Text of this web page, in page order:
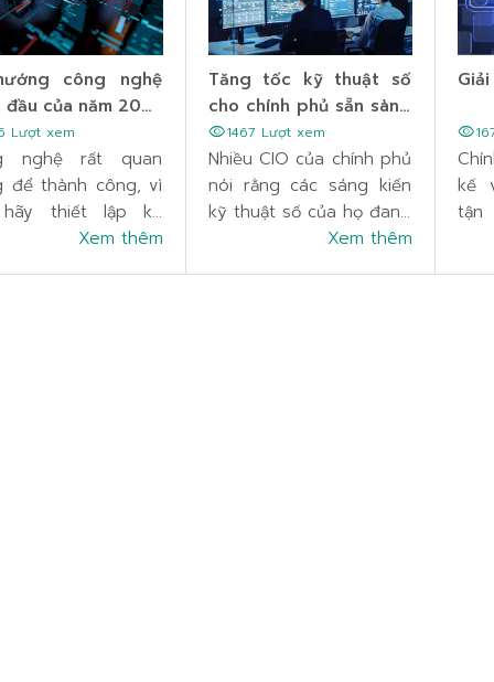
công nghệ
của năm 2023
chính phủ
Lượt xem
nghệ rất quan
để thành công, vì
thiết lập kế
hành động với
Xem thêm
Tăng tốc kỹ thuật số
cho chính phủ sẵn sàng
cho tương lai
visibility1467 Lượt xem
Nhiều CIO của chính phủ
nói rằng các sáng kiến
kỹ thuật số của họ đang
trưởng thành, nhưng họ
Xem thêm
visibility
kế